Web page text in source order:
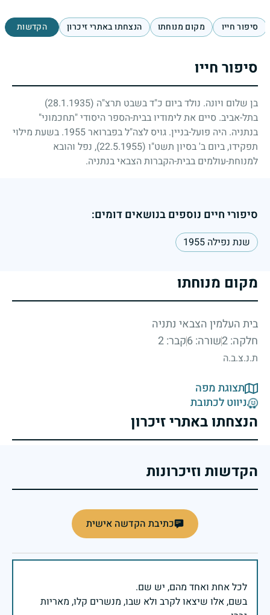
סיפור חייו מקום מנוחתו הנצחתו באתרי זיכרון הקדשות
סיפור חייו
בן שלום ויונה. נולד ביום כ"ד בשבט תרצ"ה (28.1.1935)
בתל-אביב. סיים את לימודיו בבית-הספר היסודי "תחכמוני"
בנתניה. היה פועל-בניין. גויס לצה"ל בפברואר1955. בשעת מילוי
תפקידו, ביום ב' בסיון תשט"ו (22.5.1955)
, נפל והובא
למנוחת-עולמים בבית-הקברות הצבאי בנתניה.
סיפורי חיים נוספים בנושאים דומים:
שנת נפילה 1955
מקום מנוחתו
בית העלמין הצבאי נתניה
חלקה: 2
שורה: 6 קבר: 2
ת.נ.צ.ב.ה
תצוגת מפה
ניווט לכתובת
הנצחתו באתרי זיכרון
הקדשות וזיכרונות
כתיבת הקדשה אישית
בשם, אלו שיצאו לקרב ולא שבו, מנשרים קלו, מאריות